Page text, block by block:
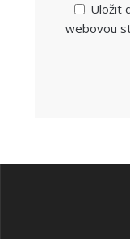
Uložit
webovou